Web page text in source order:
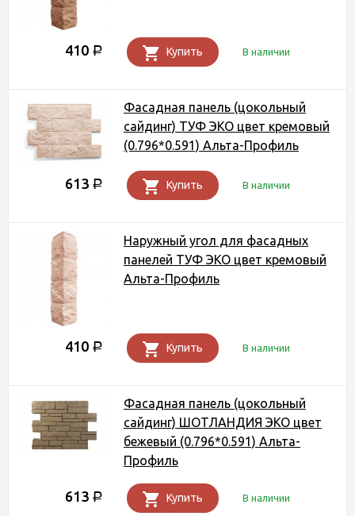
410 Р Купить В наличии
Фасадная панель (цокольный
сайдинг) ТУФ ЭКО цвет кремовый
(0.796*0.591) Альта-Профиль
613 Р Купить В наличии
Наружный угол для фасадных
панелей ТУФ ЭКО цвет кремовый
Альта-Профиль
410 Р Купить В наличии
Фасадная панель (цокольный
сайдинг) ШОТЛАНДИЯ ЭКО цвет
бежевый (0.796*0.591) Альта-
Профиль
613 Р Купить В наличии